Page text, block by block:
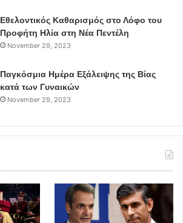
Εθελοντικός Καθαρισμός στο Λόφο του
Προφήτη Ηλία στη Νέα Πεντέλη
November 29, 2023
Παγκόσμια Ημέρα Εξάλειψης της Βίας
κατά των Γυναικών
November 29, 2023